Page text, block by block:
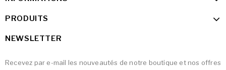
PRODUITS
NEWSLETTER
Recevez par e-mail les nouveautés de notre boutique et nos offres